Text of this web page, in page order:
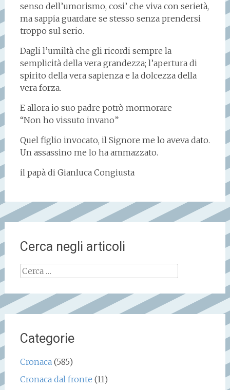
senso dell’umorismo, cosi’ che viva con serietà,
ma sappia guardare se stesso senza prendersi
troppo sul serio.
Dagli l’umiltà che gli ricordi sempre la
semplicità della vera grandezza; l’apertura di
spirito della vera sapienza e la dolcezza della
vera forza.
E allora io suo padre potrò mormorare
“Non ho vissuto invano”
Quel figlio invocato, il Signore me lo aveva dato.
Un assassino me lo ha ammazzato.
il papà di Gianluca Congiusta
Cerca negli articoli
Ricerca
per:
Categorie
Cronaca (585)
Cronaca dal fronte (11)